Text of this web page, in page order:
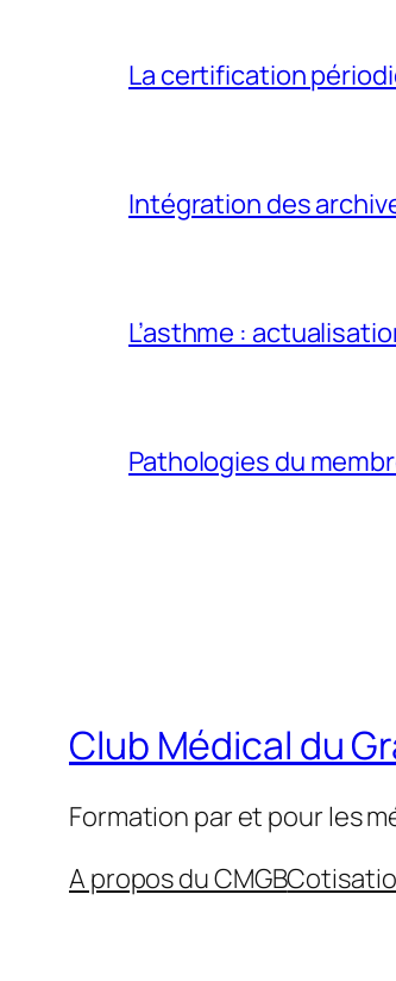
La certification
Intégration des
L’asthme :
Pathologies du
Club Médical du
Formation par et pour les
A propos du CMGB